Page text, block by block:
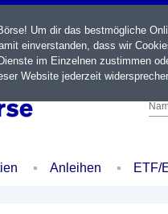
Anleihen ETF/
Um dir das bestmögliche
einverstanden, dass wir
im Einzelnen zustimmen
Website jederzeit